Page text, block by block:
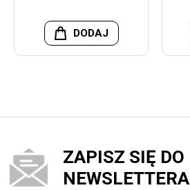
DODAJ
ZAPISZ SIĘ DO
NEWSLETTERA